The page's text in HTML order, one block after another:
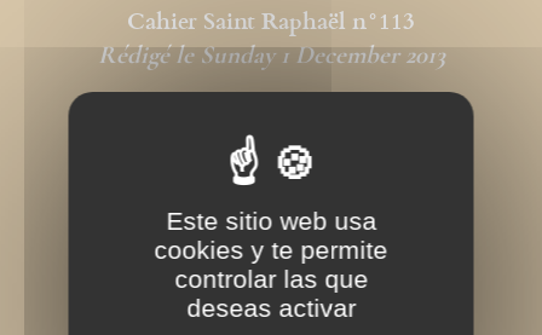
Cahier Saint Raphaël n°113
Rédigé le Sunday 1 December 2013
Este sitio web usa
cookies y te permite
controlar las que
deseas activar